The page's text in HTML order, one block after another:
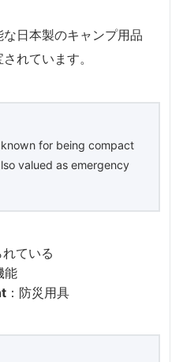
日本製のキャンプ用品
れています。
for being compact
valued as emergency
れている
能
：防災用具